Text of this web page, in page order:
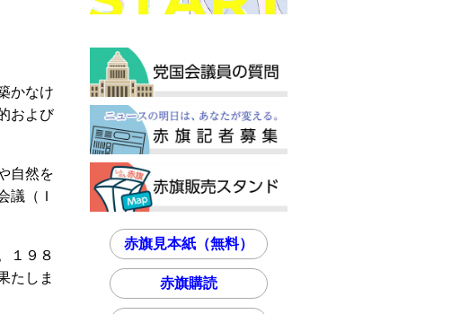
かなけ
および
自然を
議（Ｉ
１９８
たしま
赤旗見本紙（無料）
赤旗購読